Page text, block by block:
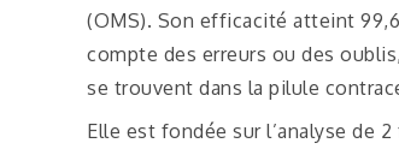
(OMS). Son efficacité atteint
compte des erreurs ou des
se trouvent dans la pilule
Elle est fondée sur l’analyse de 2